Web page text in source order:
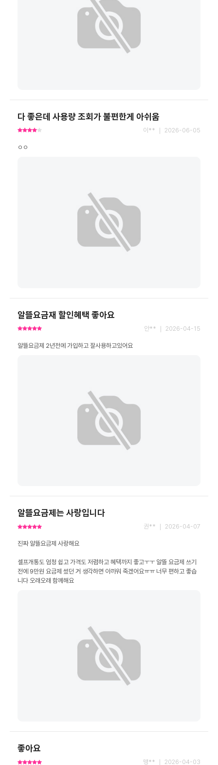
다 좋은데 사용량 조회가 불편한게 아쉬움
이** ｜ 2026-06-05
ㅇㅇ
알뜰요금재 할인혜택 좋아요
안** ｜ 2026-04-15
알뜰요금제 2년전에 가입하고 잘사용하고있어요
알뜰요금제는 사랑입니다
권** ｜ 2026-04-07
셀프개통도 엄청 쉽고 가격도 저렴하고 혜택까지 좋고ㅜㅜ 알뜰 요금제 쓰기
전에 9만원 요금제 썼던 거 생각하면 아까워 죽겠어요ㅠㅠ 너무 편하고 좋습
니다 오래오래 함께해요
좋아요
맹** ｜ 2026-04-03